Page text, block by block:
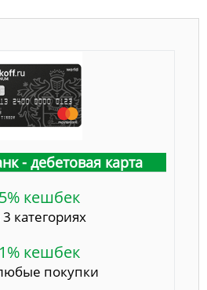
- дебетовая карта
5% кешбек
3 категориях
1% кешбек
покупки